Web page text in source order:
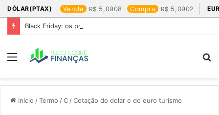
DÓLAR(PTAX) Venda 5,0908 Compra 5,0902
Black Friday: os produtos que mais valem a pena
Menu
Início /Termo /C /Cotação do dolar e do euro turismo​